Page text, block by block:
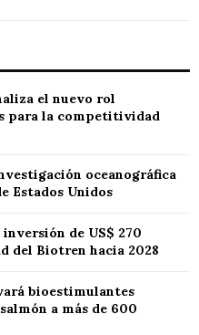
el nuevo rol
para la competitividad
oceanográfica
Estados Unidos
de US$ 270
del Biotren hacia 2028
bioestimulantes
a más de 600